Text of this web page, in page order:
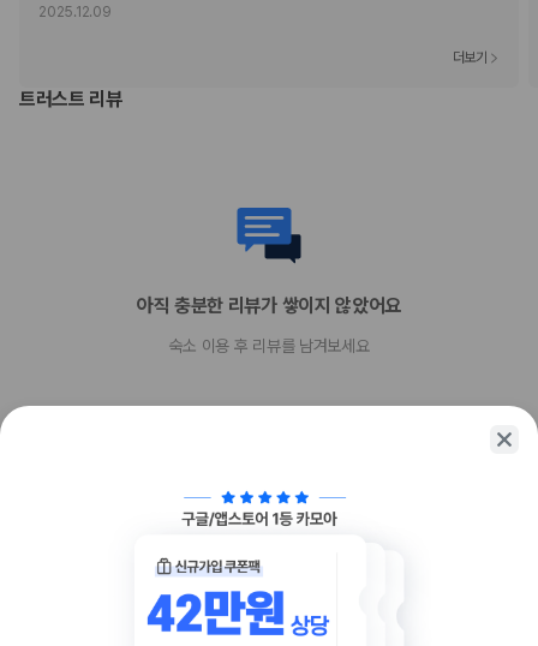
현장 결제 유형 및 수단
직불카드 결제 불가
2025.12.09
더보기
트러스트 리뷰
아직 충분한 리뷰가 쌓이지 않았어요
숙소 이용 후 리뷰를 남겨보세요
함께 가는 친구에게 정보를 공유해보세요
카카오톡 링크복사